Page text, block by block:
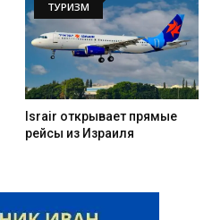
ТУРИЗМ
Israir открывает прямые
рейсы из Израиля